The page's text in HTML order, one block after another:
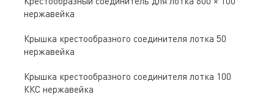
нержавейка
Крышка крестообразного соединителя лотка 50
нержавейка
Крышка крестообразного соединителя лотка 100
ККС нержавейка